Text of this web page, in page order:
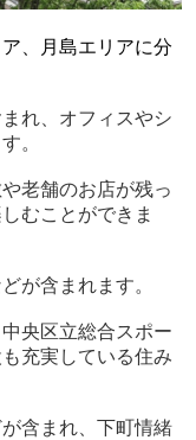
、月島エリアに分
れ、オフィスやシ
。
老舗のお店が残っ
むことができま
が含まれます。
央区立総合スポー
充実している住み
含まれ、下町情緒